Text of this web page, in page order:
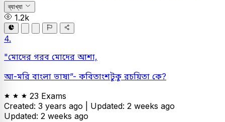
ব্যাখ্যা
1.2k
4.
"মোদের গরব মোদের আশা,
আ-মরি বাংলা ভাষা”- কবিতাংশটুকু রচয়িতা কে?
23 Exams
Created: 3 years ago | Updated: 2 weeks ago
Updated: 2 weeks ago